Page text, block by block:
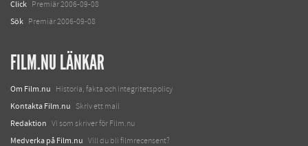
Click Premiär 2006-09-08
Sök Premiär 2006-09-08
FILM.NU LÄNKAR
Om Film.nu Historia, fakta och integritetspolicy
Kontakta Film.nu Skriv ett mail
Redaktion Vi som skriver för Film.nu
Medverka på Film.nu Vill du bli filmrecensent?